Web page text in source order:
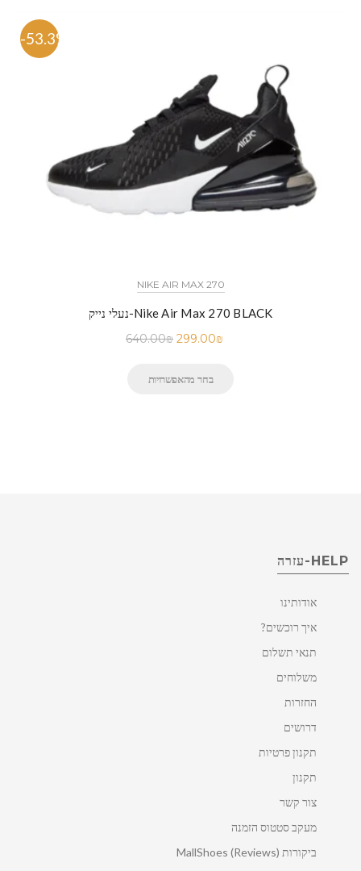
-53.3%
NIKE AIR MAX 270
נעלי נייק-Nike Air Max 270 BLACK
640.00₪ 299.00₪
בחר מהאפשרויות
HELP-עזרה
אודותינו
איך רוכשים?
תנאי תשלום
משלוחים
החזרות
דרושים
תקנון פרטיות
תקנון
צור קשר
מעקב סטטוס הזמנה
ביקורות MallShoes (Reviews)